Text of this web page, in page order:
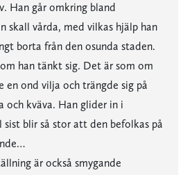
Han går omkring bland
skall vårda, med vilkas hjälp han
borta från den osunda staden.
han tänkt sig. Det är som om
en ond vilja och trängde sig på
och kväva. Han glider in i
blir så stor att den befolkas på
är också smygande